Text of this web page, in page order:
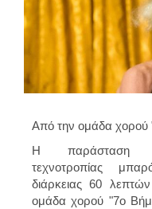
Από την ομάδα χορού
Η παράσταση
τεχνοτροπίας
διάρκειας 60
ομάδα χορού "7ο